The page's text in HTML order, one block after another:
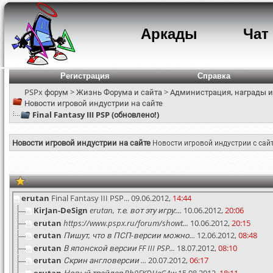
Аркады Чат
Регистрация Справка
PSPx форум >Жизнь Форума и сайта>Администрация, награды
Новости игровой индустрии на сайте
Final Fantasy III PSP (обновлено!)
Новости игровой индустрии на сайтеНовости игровой индустрии с
erutan Final Fantasy III PSP...09.06.2012, 14:44
KirJan-DeSign erutan, т.е. вот эту игру:... 10.06.2012,20:06
erutan https://www.pspx.ru/forum/showt... 10.06.2012,20:15
erutan Пишут, что в ПСП-версии можно... 12.06.2012,08:48
erutan В японской версии FF III PSP... 18.07.2012,08:10
erutan Скрин англоверсии ... 20.07.2012,06:17